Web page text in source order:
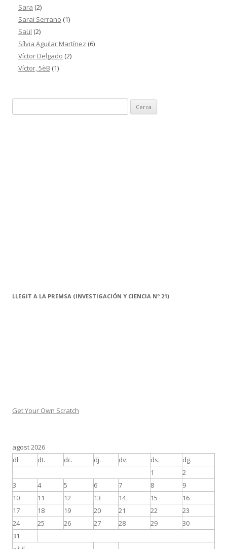
Sara (2)
Sarai Serrano (1)
Saül (2)
Sílvia Aguilar Martínez (6)
Víctor Delgado (2)
Víctor, 5èB (1)
e
LLEGIT A LA PREMSA (INVESTIGACIÓN Y CIENCIA Nº 21)
Get Your Own Scratch
agost 2026
dl.
dt. dc. dj. dv. ds. dg.
1
2
3
4 5 6 7 8
9
10
11 12 13 14 15
16
17
18 19 20 21 22
23
24
25 26 27 28 29
30
31